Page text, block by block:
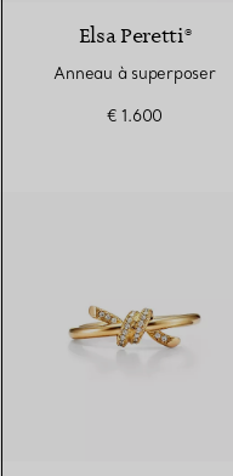
Elsa Peretti®
Anneau à superposer
€ 1.600